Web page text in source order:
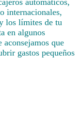
automáticos,
internacionales,
los límites de tu
en algunos
aconsejamos que
gastos pequeños